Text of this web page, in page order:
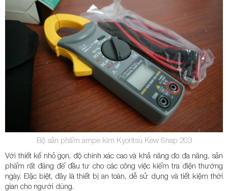
Bộ sản phẩm ampe kìm Kyoritsu Kew Snap 203
Với thiết kế nhỏ gọn, độ chính xác cao và khả năng đo đa năng, sản
phẩm rất đáng để đầu tư cho các công việc kiểm tra điện thường
ngày. Đặc biệt, đây là thiết bị an toàn, dễ sử dụng và tiết kiệm thời
gian cho người dùng.